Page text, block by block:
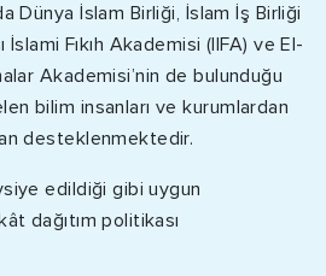
Dünya İslam Birliği, İslam İş Birliği
İslami Fıkıh Akademisi (IIFA) ve El-
Akademisi’nin de bulunduğu
bilim insanları ve kurumlardan
desteklenmektedir.
edildiği gibi uygun
dağıtım politikası